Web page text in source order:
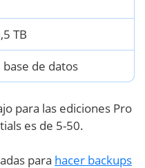
TB
base de datos
para las ediciones Pro
es de 5-50.
para hacer backups